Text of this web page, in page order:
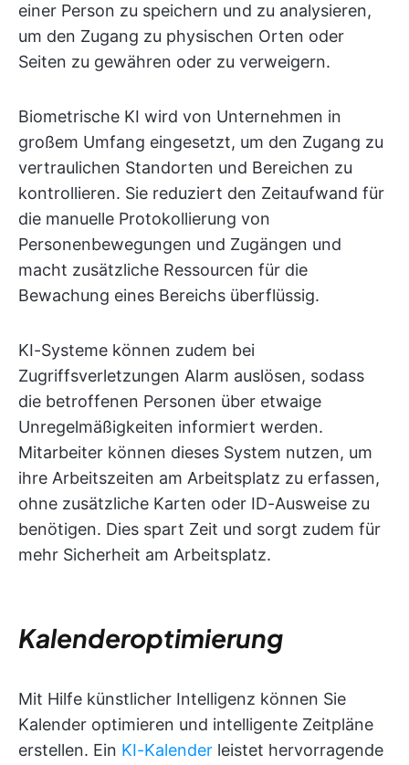
einer Person zu speichern und zu analysieren,
um den Zugang zu physischen Orten oder
Seiten zu gewähren oder zu verweigern.
Biometrische KI wird von Unternehmen in
großem Umfang eingesetzt, um den Zugang zu
vertraulichen Standorten und Bereichen zu
kontrollieren. Sie reduziert den Zeitaufwand für
die manuelle Protokollierung von
Personenbewegungen und Zugängen und
macht zusätzliche Ressourcen für die
Bewachung eines Bereichs überflüssig.
KI-Systeme können zudem bei
Zugriffsverletzungen Alarm auslösen, sodass
die betroffenen Personen über etwaige
Unregelmäßigkeiten informiert werden.
Mitarbeiter können dieses System nutzen, um
ihre Arbeitszeiten am Arbeitsplatz zu erfassen,
ohne zusätzliche Karten oder ID-Ausweise zu
benötigen. Dies spart Zeit und sorgt zudem für
mehr Sicherheit am Arbeitsplatz.
Kalenderoptimierung
Mit Hilfe künstlicher Intelligenz können Sie
Kalender optimieren und intelligente Zeitpläne
erstellen. Ein KI-Kalender leistet hervorragende